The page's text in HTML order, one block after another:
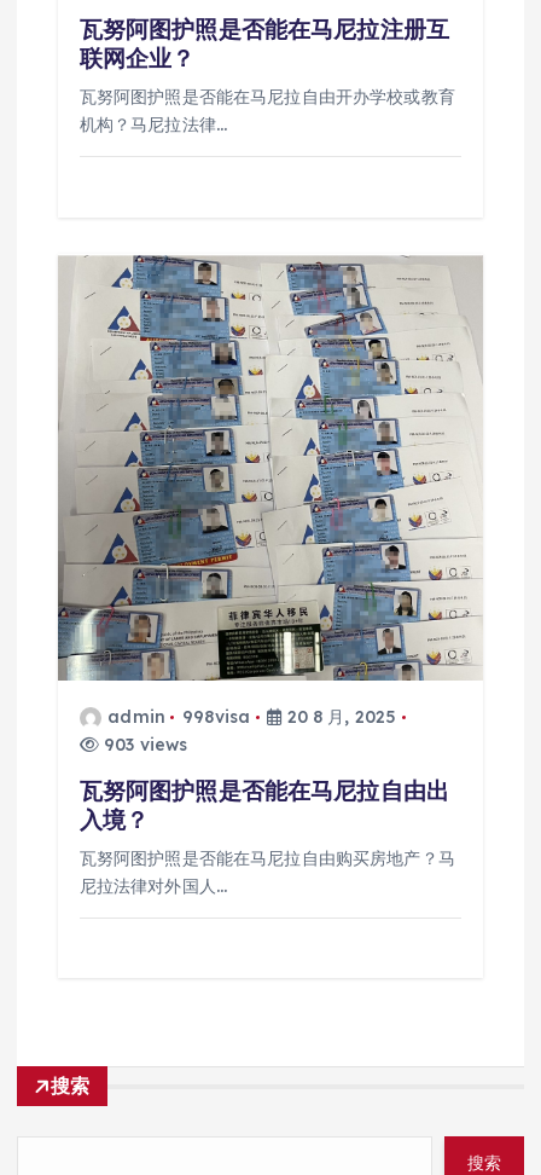
瓦努阿图护照是否能在马尼拉注册互
联网企业？
瓦努阿图护照是否能在马尼拉自由开办学校或教育
机构？马尼拉法律…
admin 998visa
20 8 月, 2025
903 views
瓦努阿图护照是否能在马尼拉自由出
入境？
瓦努阿图护照是否能在马尼拉自由购买房地产？马
尼拉法律对外国人…
搜索
搜索